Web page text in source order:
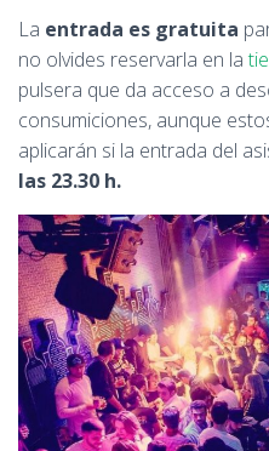
La entrada es gratuita
no olvides reservarla en la
pulsera que da acceso a
consumiciones, aunque
aplicarán si la entrada del
las 23.30 h.